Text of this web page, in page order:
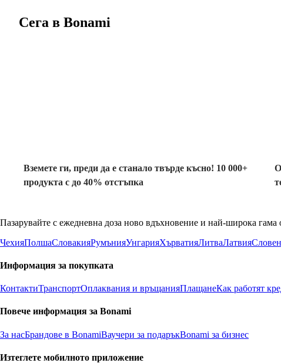
Сега в Bonami
Вземете ги, преди да е станало твърде късно! 10 000+
продукта с до 40% отстъпка
Пазарувайте с ежедневна доза ново вдъхновение и най-широка гама
ЧехияПолшаСловакияРумънияУнгарияХърватияЛитваЛатвия
Информация за покупката
КонтактиТранспортОплаквания и връщанияПлащанеКак работят
Повече информация за Bonami
За насБрандове в BonamiВаучери за подаръкBonami за бизнес
Изтеглете мобилното приложение